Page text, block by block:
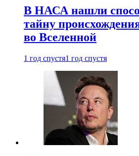
В НАСА нашли
тайну
во Вселенной
1 год спустя1 год спустя